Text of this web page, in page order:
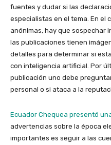
fuentes y dudar si las
especialistas en el tema. En el
anónimas, hay que sospechar
las publicaciones tienen
detalles para determinar si
con inteligencia artificial. Por
publicación uno debe
personal o si ataca a la
Ecuador Chequea presentó
advertencias sobre la época
importantes es seguir a las